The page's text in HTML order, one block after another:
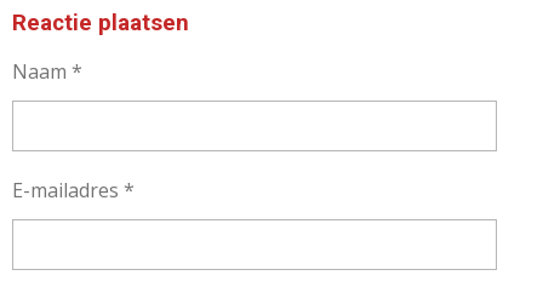
Reactie plaatsen
Naam *
E-mailadres *